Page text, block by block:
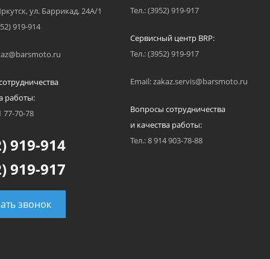
ул. Баррикад, 24А/1
919-914
работы:
77-70-78
919-914
919-917
звонок
Тел.: (3952) 919-917
Сервисный центр BRP:
Тел.: (3952) 919-917
Email: zakaz.servis@barsmoto.ru
Вопросы сотрудничества
и качества работы:
Тел.: 8 914 903-78-88